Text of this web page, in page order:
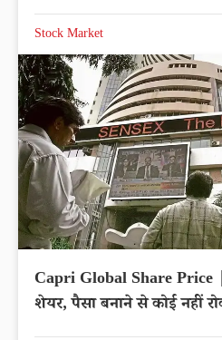
Stock Market
Capri Global Share
शेयर, पैसा बनाने से कोई नहीं